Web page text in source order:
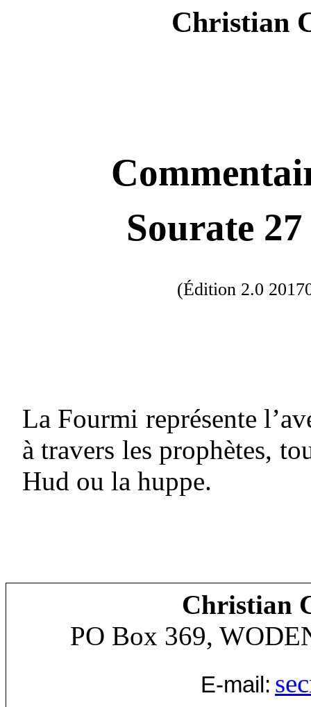
Christian
Sourate
(Édition 2.0
La Fourmi représente
à travers les prophètes,
Hud ou la huppe.
Christian
PO Box 369,
E-mail: